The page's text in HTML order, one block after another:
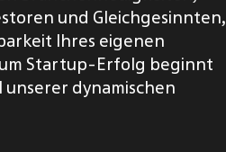
und Gleichgesinnten,
Ihres eigenen
Startup-Erfolg beginnt
dynamischen